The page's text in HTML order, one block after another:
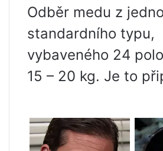
Odběr medu z
standardního typu,
vybaveného 24
15 – 20 kg. Je to